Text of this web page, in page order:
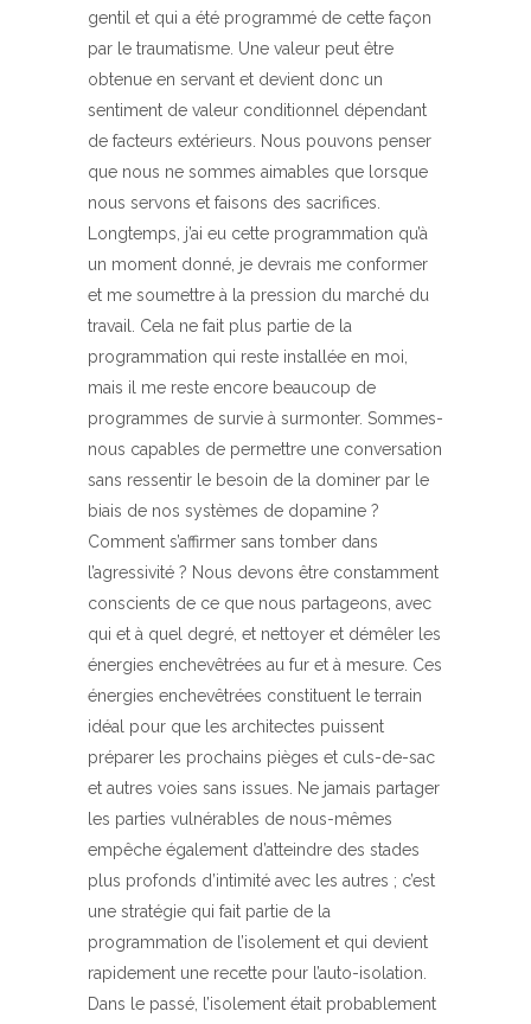
gentil et qui a été programmé de cette façon
par le traumatisme. Une valeur peut être
obtenue en servant et devient donc un
sentiment de valeur conditionnel dépendant
de facteurs extérieurs. Nous pouvons penser
que nous ne sommes aimables que lorsque
nous servons et faisons des sacrifices.
Longtemps, j’ai eu cette programmation qu’à
un moment donné, je devrais me conformer
et me soumettre à la pression du marché du
travail. Cela ne fait plus partie de la
programmation qui reste installée en moi,
mais il me reste encore beaucoup de
programmes de survie à surmonter. Sommes-
nous capables de permettre une conversation
sans ressentir le besoin de la dominer par le
biais de nos systèmes de dopamine ?
Comment s’affirmer sans tomber dans
l’agressivité ? Nous devons être constamment
conscients de ce que nous partageons, avec
qui et à quel degré, et nettoyer et démêler les
énergies enchevêtrées au fur et à mesure. Ces
énergies enchevêtrées constituent le terrain
idéal pour que les architectes puissent
préparer les prochains pièges et culs-de-sac
et autres voies sans issues. Ne jamais partager
les parties vulnérables de nous-mêmes
empêche également d’atteindre des stades
plus profonds d’intimité avec les autres ; c’est
une stratégie qui fait partie de la
programmation de l’isolement et qui devient
rapidement une recette pour l’auto-isolation.
Dans le passé, l’isolement était probablement